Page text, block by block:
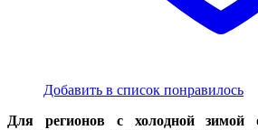
Добавить в список понравилось
Для регионов с холодной зимой